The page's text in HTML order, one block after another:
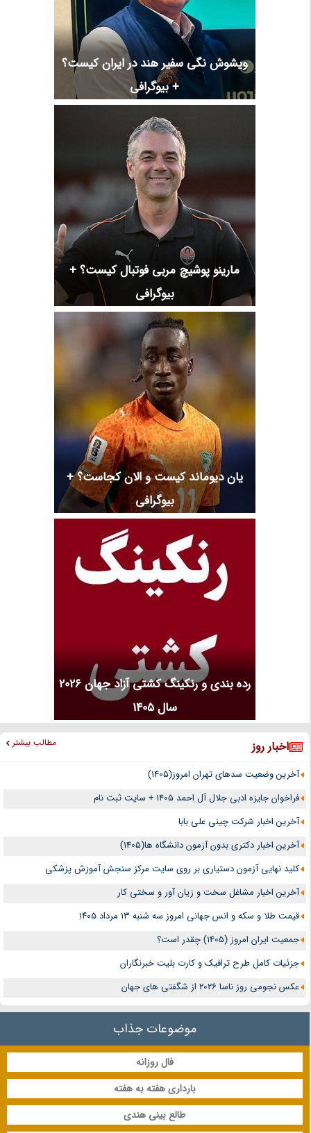
ویشوش نگی سفیر هند در ایران کیست؟
+ بیوگرافی
مارینو پوشیچ مربی فوتبال کیست؟ +
بیوگرافی
یان دیوماند کیست و الان کجاست؟ +
بیوگرافی
رده بندی و رنکینگ کشتی آزاد جهان 2026
سال 1405
اخبار روز مطالب بیشتر
آخرین وضعیت سدهای تهران امروز(1405)
فراخوان جایزه ادبی جلال آل احمد 1405 + سایت ثبت نام
آخرین اخبار شرکت چینی علی بابا
آخرین اخبار دکتری بدون آزمون دانشگاه ها(1405)
کلید نهایی آزمون دستیاری بر روی سایت مرکز سنجش آموزش پزشکی
آخرین اخبار مشاغل سخت و زیان آور و سختی کار
قیمت طلا و سکه و انس جهانی امروز سه شنبه ۱۳ مرداد ۱۴۰۵
جمعیت ایران امروز (1405) چقدر است؟
جزئیات کامل طرح ترافیک و کارت بلیت خبرنگاران
عکس نجومی روز ناسا 2026 از شگفتی های جهان
موضوعات جذاب
فال روزانه
بارداری هفته به هفته
طالع بینی هندی